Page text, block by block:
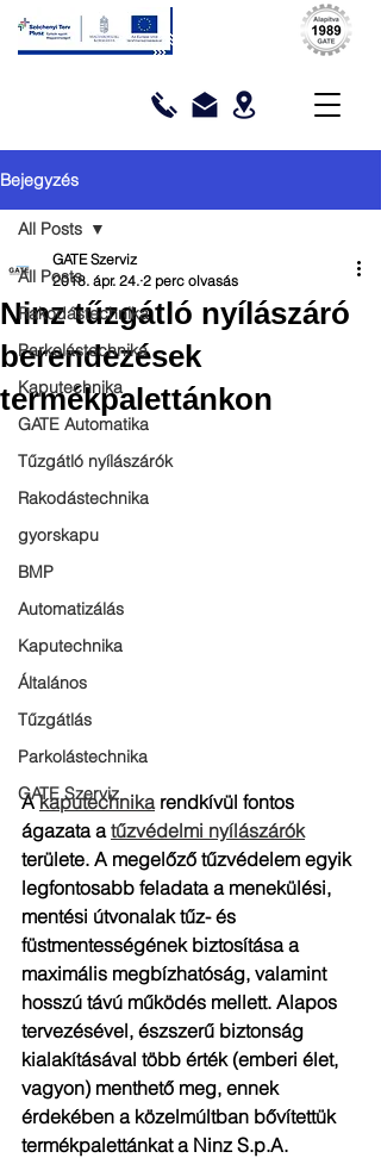
Bejegyzés
All Posts
Rakodástechnika
Parkolástechnika
Kaputechnika
GATE Automatika
Tűzgátló nyílászárók
Rakodástechnika
gyorskapu
BMP
Automatizálás
Kaputechnika
Általános
Tűzgátlás
Parkolástechnika
GATE Szerviz
All Posts
Ninz tűzgátló nyílászáró
berendezések
termékpalettánkon
GATE Szerviz
2018. ápr. 24. 2 perc olvasás
A kaputechnika rendkívül fontos
ágazata a tűzvédelmi nyílászárók
területe. A megelőző tűzvédelem egyik
legfontosabb feladata a menekülési,
mentési útvonalak tűz- és
füstmentességének biztosítása a
maximális megbízhatóság, valamint
hosszú távú működés mellett. Alapos
tervezésével, észszerű biztonság
kialakításával több érték (emberi élet,
vagyon) menthető meg, ennek
érdekében a közelmúltban bővítettük
termékpalettánkat a Ninz S.p.A.